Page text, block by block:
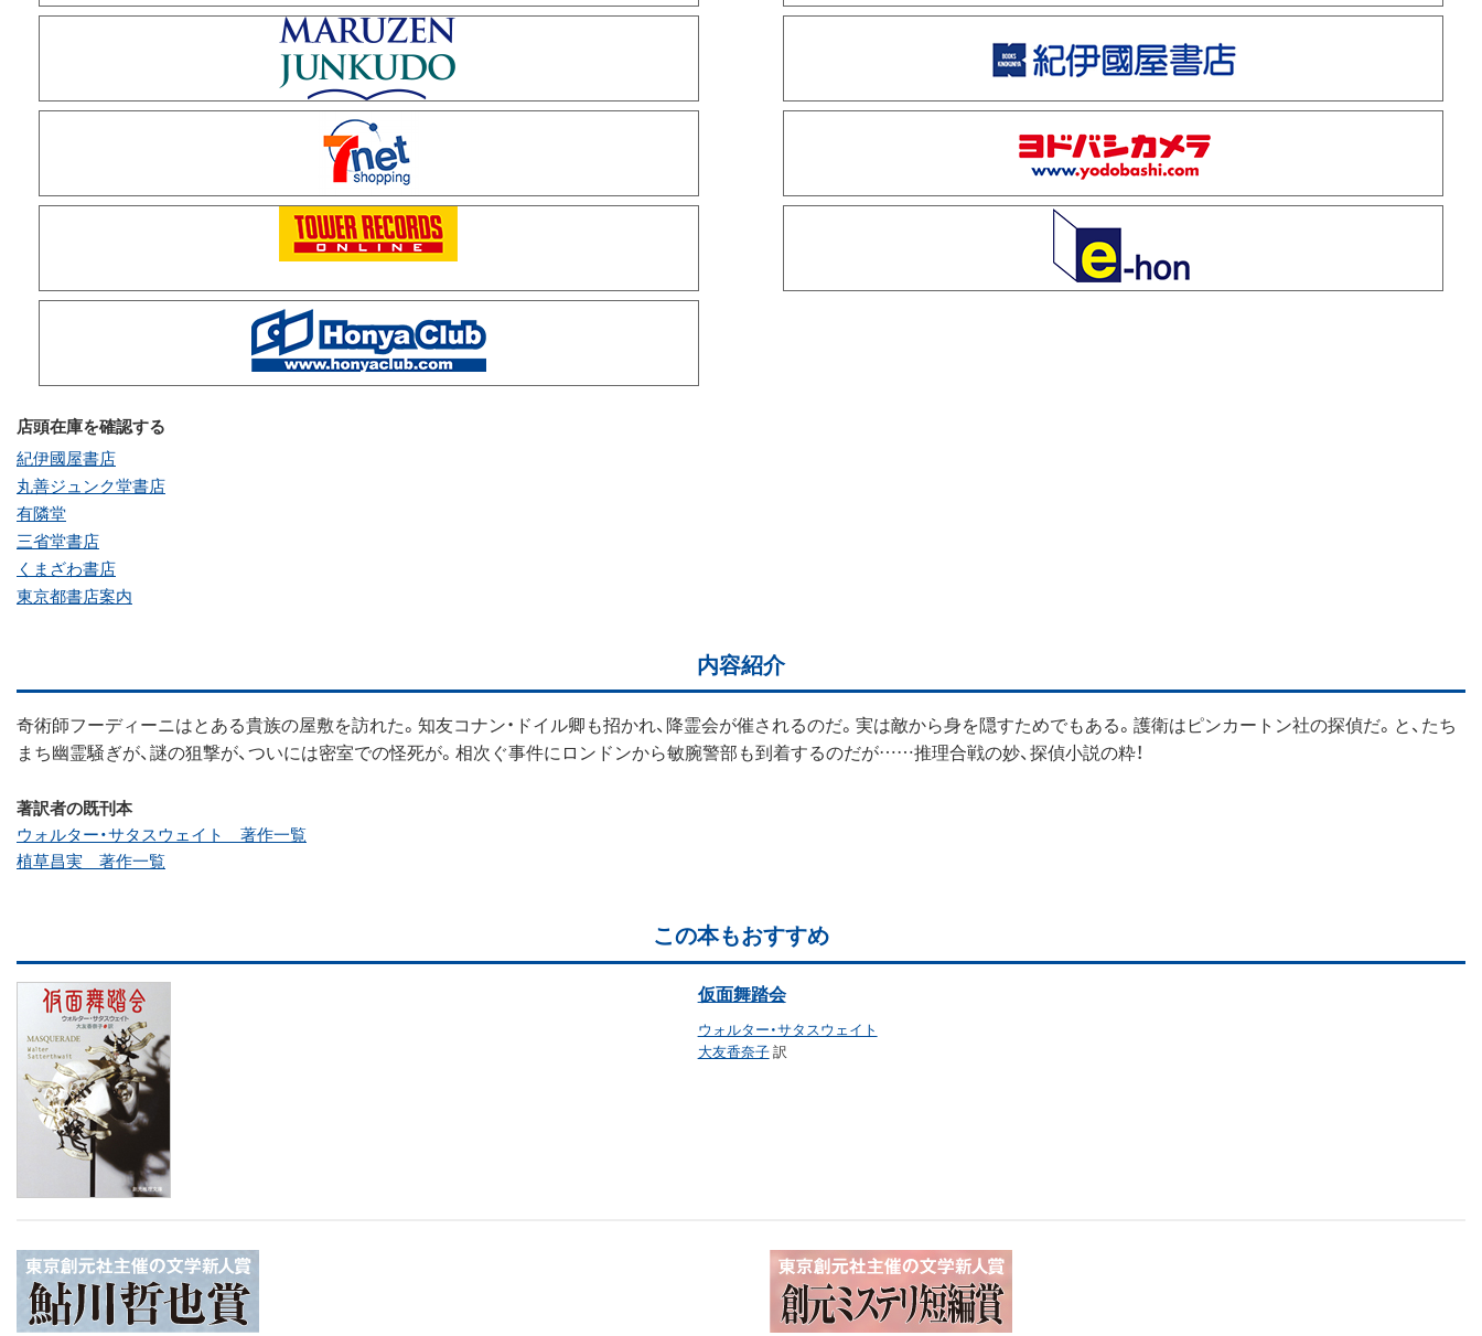
店頭在庫を確認する
紀伊國屋書店
丸善ジュンク堂書店
有隣堂
三省堂書店
くまざわ書店
東京都書店案内
内容紹介
奇術師フーディーニはとある貴族の屋敷を訪れた。知友コナン・ドイル卿も招かれ、降霊会が催されるのだ。実は敵から身を隠すためでもある。護衛はピンカートン社の探偵だ。と、たち
まち幽霊騒ぎが、謎の狙撃が、ついには密室での怪死が。相次ぐ事件にロンドンから敏腕警部も到着するのだが……推理合戦の妙、探偵小説の粋！
著訳者の既刊本
ウォルター・サタスウェイト 著作一覧
植草昌実 著作一覧
この本もおすすめ
仮面舞踏会
ウォルター・サタスウェイト
大友香奈子訳